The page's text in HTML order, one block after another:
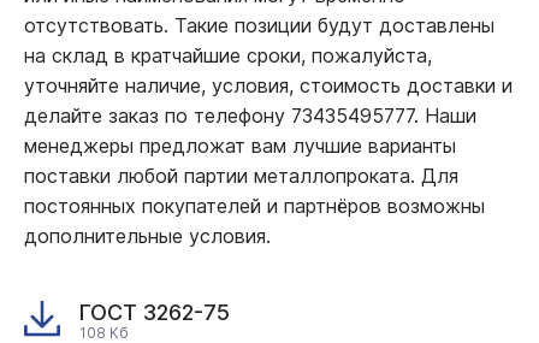
отсутствовать. Такие позиции будут доставлены
на склад в кратчайшие сроки, пожалуйста,
уточняйте наличие, условия, стоимость доставки и
делайте заказ по телефону 73435495777. Наши
менеджеры предложат вам лучшие варианты
поставки любой партии металлопроката. Для
постоянных покупателей и партнёров возможны
дополнительные условия.
ГОСТ 3262-75
108 Кб